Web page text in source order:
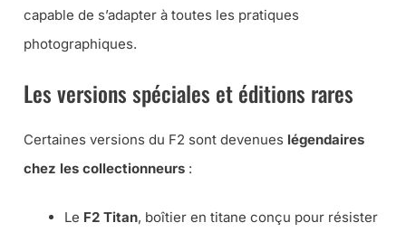
capable de s’adapter à toutes les pratiques
photographiques.
Les versions spéciales et éditions rares
Certaines versions du F2 sont devenues légendaires
chez les collectionneurs :
Le F2 Titan, boîtier en titane conçu pour résister